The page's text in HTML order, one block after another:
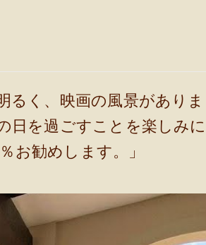
るく、映画の風景がありま
日を過ごすことを楽しみに
お勧めします。」